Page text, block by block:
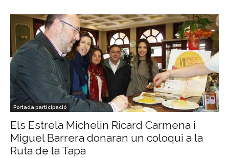
Portada participació
Els Estrela Michelin Ricard Carmena i
Miguel Barrera donaran un coloqui a la
Ruta de la Tapa